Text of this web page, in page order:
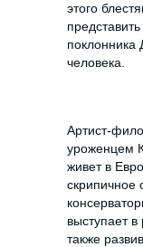
этого
поклонника
человека.
Артист-
уроженцем
живет в
скрипичное
выступает
также